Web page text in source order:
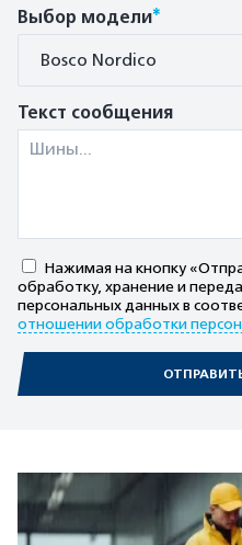
Выбор модели*
Bosco Nordico
Текст сообщения
Нажимая на кнопку
обработку, хранение и
персональных данных в
отношении обработки